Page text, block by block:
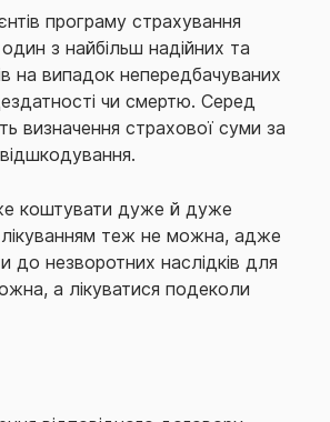
програму страхування
з найбільш надійних та
на випадок непередбачуваних
чи смертю. Серед
визначення страхової суми за
коштувати дуже й дуже
теж не можна, адже
незворотних наслідків для
а лікуватися подеколи